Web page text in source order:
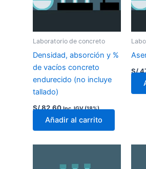
Laboratorio de concreto
Densidad, absorción y %
de vacíos concreto
endurecido (no incluye
tallado)
S/82.60 Inc. IGV (18%)
Añadir al carrito
S/